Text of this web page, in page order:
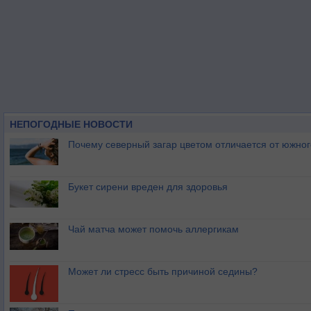
НЕПОГОДНЫЕ НОВОСТИ
Почему северный загар цветом отличается от
Букет сирени вреден для здоровья
Чай матча может помочь аллергикам
Может ли стресс быть причиной седины?